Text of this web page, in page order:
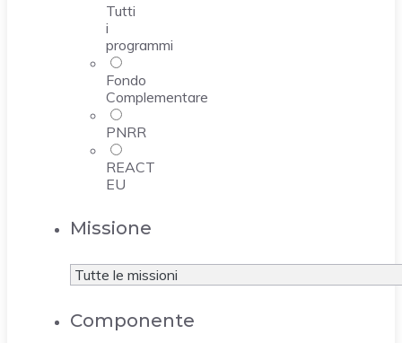
Tutti
i
programmi
Fondo
Complementare
PNRR
REACT
EU
Missione
Componente